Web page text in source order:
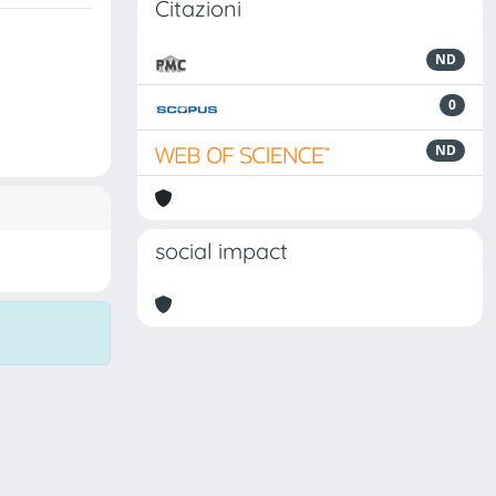
Citazioni
ND
0
ND
social impact